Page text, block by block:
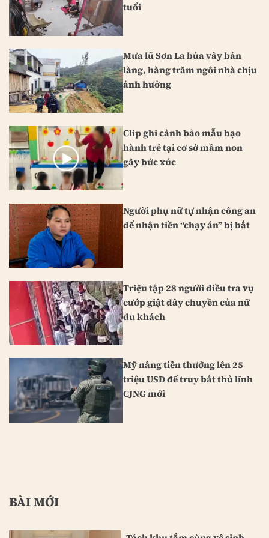
tuổi
Mưa lũ Sơn La bủa vây bản
làng, hàng trăm ngôi nhà chịu
ảnh hưởng
Clip ghi cảnh bảo mẫu bạo
hành trẻ tại cơ sở mầm non
gây bức xúc
Người phụ nữ tự nhận công an
để nhận tiền “chạy án” bị bắt
Triệu tập 28 người điều tra vụ
cướp giật dây chuyền của nữ
du khách
Mỹ nâng tiền thưởng lên 25
triệu USD để truy bắt thủ lĩnh
CJNG mới
BÀI MỚI